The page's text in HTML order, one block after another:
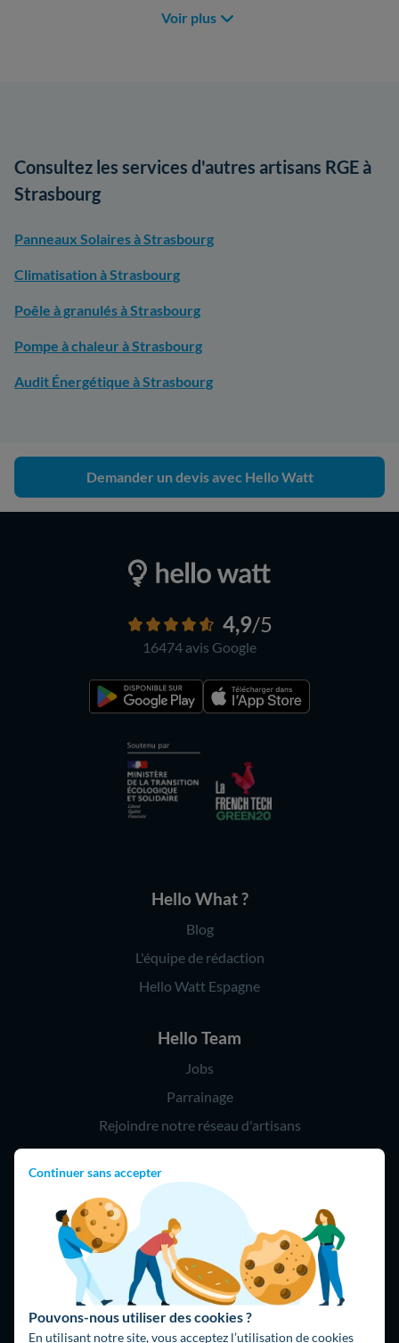
Continuer sans accepter
Pouvons-nous utiliser des cookies ?
En utilisant notre site, vous acceptez l’utilisation de cookies
Voir plus
Consultez les services d'autres artisans RGE à
Strasbourg
Panneaux Solaires à Strasbourg
Climatisation à Strasbourg
Poêle à granulés à Strasbourg
Pompe à chaleur à Strasbourg
Audit Énergétique à Strasbourg
Demander un devis avec Hello Watt
4,9/5
16474 avis Google
Hello What ?
Blog
L'équipe de rédaction
Hello Watt Espagne
Hello Team
Jobs
Parrainage
Rejoindre notre réseau d'artisans
Hello !
09 75 18 60 60
(8h-21h)
75018 Paris